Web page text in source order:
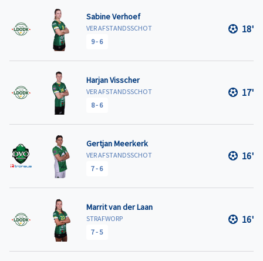
Sabine Verhoef
VER AFSTANDSSCHOT
9- 6
18'
Harjan Visscher
VER AFSTANDSSCHOT
8- 6
17'
Gertjan Meerkerk
VER AFSTANDSSCHOT
7- 6
16'
Marrit van der Laan
STRAFWORP
7-5
16'